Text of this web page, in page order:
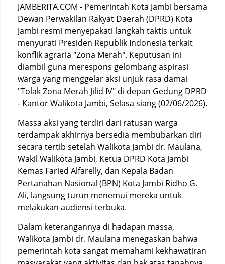
JAMBERITA.COM - Pemerintah Kota Jambi bersama
Dewan Perwakilan Rakyat Daerah (DPRD) Kota
Jambi resmi menyepakati langkah taktis untuk
menyurati Presiden Republik Indonesia terkait
konflik agraria "Zona Merah". Keputusan ini
diambil guna merespons gelombang aspirasi
warga yang menggelar aksi unjuk rasa damai
"Tolak Zona Merah Jilid IV" di depan Gedung DPRD
- Kantor Walikota Jambi, Selasa siang (02/06/2026).
Massa aksi yang terdiri dari ratusan warga
terdampak akhirnya bersedia membubarkan diri
secara tertib setelah Walikota Jambi dr. Maulana,
Wakil Walikota Jambi, Ketua DPRD Kota Jambi
Kemas Faried Alfarelly, dan Kepala Badan
Pertanahan Nasional (BPN) Kota Jambi Ridho G.
Ali, langsung turun menemui mereka untuk
melakukan audiensi terbuka.
Dalam keterangannya di hadapan massa,
Walikota Jambi dr. Maulana menegaskan bahwa
pemerintah kota sangat memahami kekhawatiran